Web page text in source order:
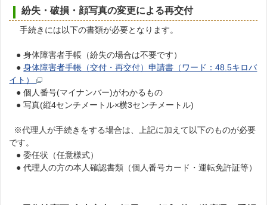
紛失・破損・顔写真の変更による再交付
手続きには以下の書類が必要となります。
● 身体障害者手帳（紛失の場合は不要です）
●身体障害者手帳（交付・再交付）申請書（ワード：48.5キロバ
イト）
● 個人番号(マイナンバー)がわかるもの
● 写真(縦4センチメートル×横3センチメートル)
※代理人が手続きをする場合は、上記に加えて以下のものが必要
です。
● 委任状（任意様式）
● 代理人の方の本人確認書類（個人番号カード・運転免許証等）